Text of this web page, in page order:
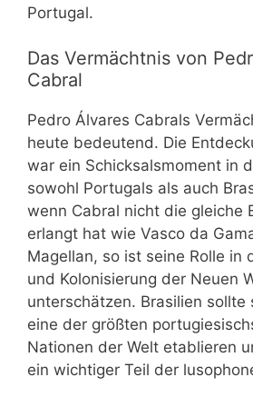
Portugal.
Das Vermächtnis von
Cabral
Pedro Álvares Cabrals
heute bedeutend. Die
war ein Schicksalsmoment in
sowohl Portugals als auch
wenn Cabral nicht die gleiche
erlangt hat wie Vasco da
Magellan, so ist seine Rolle in
und Kolonisierung der Neuen
unterschätzen. Brasilien sollte
eine der größten
Nationen der Welt etablieren
ein wichtiger Teil der